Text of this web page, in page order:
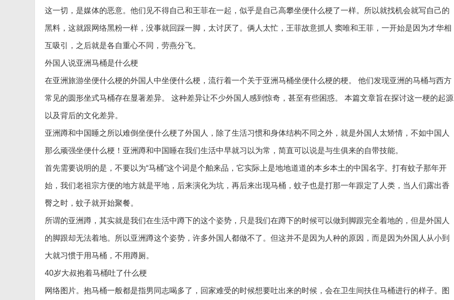
这一切，是媒体的恶意。他们见不得自己和王菲在一起，似乎是自己高攀坐便什么梗了一样。所以就找机会就写自己的
黑料，这就跟网络黑粉一样，没事就回踩一脚，太讨厌了。俩人太忙，王菲故意抓人 窦唯和王菲，一开始是因为才华相
互吸引，之后就是各自重心不同，劳燕分飞。
外国人说亚洲马桶是什么梗
在亚洲旅游坐便什么梗的外国人中坐便什么梗，流行着一个关于亚洲马桶坐便什么梗的梗。 他们发现亚洲的马桶与西方
常见的圆形坐式马桶存在显著差异。 这种差异让不少外国人感到惊奇，甚至有些困惑。 本篇文章旨在探讨这一梗的起源
以及背后的文化差异。
亚洲蹲和中国睡之所以难倒坐便什么梗了外国人，除了生活习惯和身体结构不同之外，就是外国人太矫情，不如中国人
那么顽强坐便什么梗！亚洲蹲和中国睡在我们生活中早就习以为常，简直可以说是与生俱来的自带技能。
首先需要说明的是，不要以为“马桶”这个词是个舶来品，它实际上是地地道道的本乡本土的中国名字。打有蚊子那年开
始，我们老祖宗方便的地方就是平地，后来演化为坑，再后来出现马桶，蚊子也是打那一年跟定了人类，当人们露出香
臀之时，蚊子就开始聚餐。
所谓的亚洲蹲，其实就是我们在生活中蹲下的这个姿势，只是我们在蹲下的时候可以做到脚跟完全着地的，但是外国人
的脚跟却无法着地。所以亚洲蹲这个姿势，许多外国人都做不了。但这并不是因为人种的原因，而是因为外国人从小到
大就习惯于用马桶，不用蹲厕。
40岁大叔抱着马桶吐了什么梗
网络图片。抱马桶一般都是指男同志喝多了，回家难受的时候想要吐出来的时候，会在卫生间扶住马桶进行的样子。图